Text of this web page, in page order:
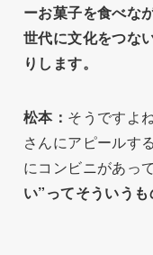
ーお菓子を食べな
世代に文化をつな
りします。
松本： そうですよ
さんにアピールす
にコンビニがあっ
い”ってそういう